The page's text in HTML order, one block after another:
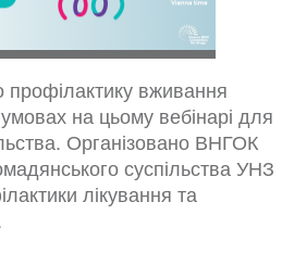
профілактику вживання
на цьому вебінарі для
Організовано ВНГОК
суспільства УНЗ
лікування та